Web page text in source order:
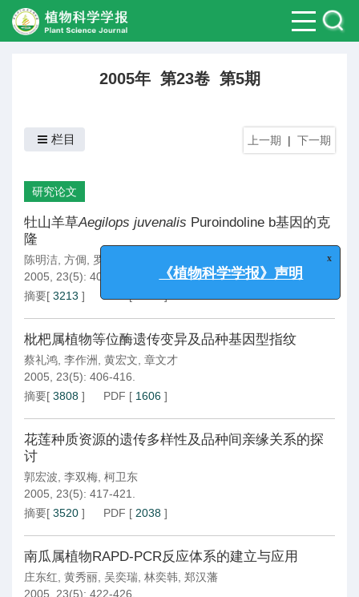
2005年 第23卷 第5期
上一期 | 下一期
栏目
研究论文
牡山羊草Aegilops juvenalis Puroindoline b基因的克
隆
陈明洁 方倜 罗立廷
2005, 23(5): 401-405.
摘要[ 3213 ]
枇杷属植物等位酶遗传变异及品种基因型指纹
蔡礼鸿 李作洲 黄宏文 章文才
2005, 23(5): 406-416.
摘要[ 3808 ] PDF [ 1606 ]
花莲种质资源的遗传多样性及品种间亲缘关系的探
讨
郭宏波 李双梅 柯卫东
2005, 23(5): 417-421.
摘要[ 3520 ] PDF [ 2038 ]
南瓜属植物RAPD-PCR反应体系的建立与应用
庄东红 黄秀丽 吴奕瑞 林奕韩 郑汉藩
2005, 23(5): 422-426.
x
《植物科学学报》声明